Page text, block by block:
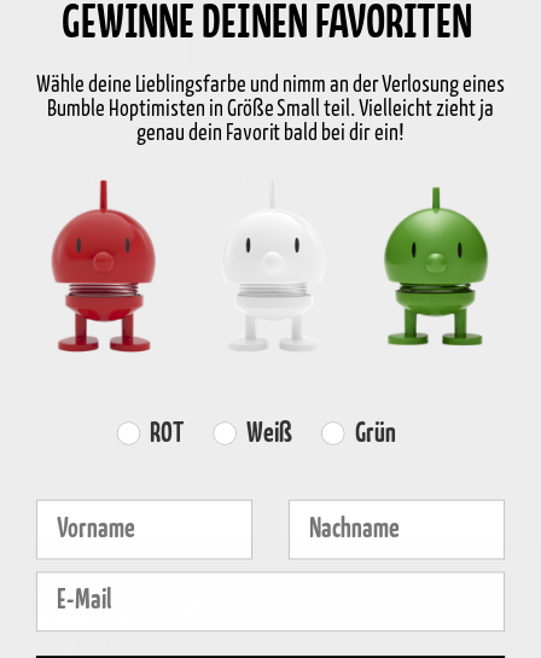
+ In den Warenkorb legen
Auf Lager Lieferung in 2-5 Werktage
KOSTENLOSER
VERSAND
über €59
2-5 Werktage
RÜCKGABERECHT
30 Tage Rückgabe
Eigenschaften
Produktinformation
GEWINNE DEINEN FAVORITEN
Wähle deine Lieblingsfarbe und nimm an der Verlosung eines
Bumble Hoptimisten in Größe Small teil. Vielleicht zieht ja
genau dein Favorit bald bei dir ein!
Farvevalg
ROT Weiß Grün
Fornavn Efternavn
E-mail